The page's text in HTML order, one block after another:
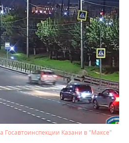
Госавтоинспекции Казани в "Максе"